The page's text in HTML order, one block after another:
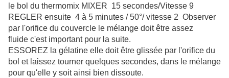
le bol du thermomix MIXER 15 secondes/Vitesse 9
REGLER ensuite 4 à 5 minutes / 50°/ vitesse 2 Observer
par l'orifice du couvercle le mélange doit être assez
fluide c'est important pour la suite.
ESSOREZ la gélatine elle doit être glissée par l'orifice du
bol et laissez tourner quelques secondes, dans le mélange
pour qu'elle y soit ainsi bien dissoute.